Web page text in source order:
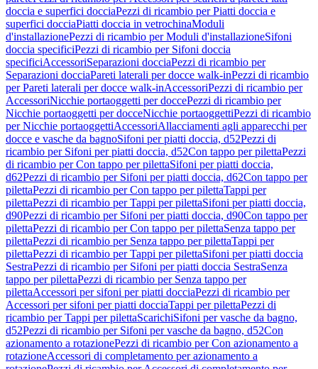
doccia e superfici docciaPezzi di ricambio per Piatti doccia e
superfici docciaPiatti doccia in vetrochinaModuli
d'installazionePezzi di ricambio per Moduli d'installazioneSifoni
doccia specificiPezzi di ricambio per Sifoni doccia
specificiAccessoriSeparazioni docciaPezzi di ricambio per
Separazioni docciaPareti laterali per docce walk-inPezzi di ricambio
per Pareti laterali per docce walk-inAccessoriPezzi di ricambio per
AccessoriNicchie portaoggetti per doccePezzi di ricambio per
Nicchie portaoggetti per docceNicchie portaoggettiPezzi di ricambio
per Nicchie portaoggettiAccessoriAllacciamenti agli apparecchi per
docce e vasche da bagnoSifoni per piatti doccia, d52Pezzi di
ricambio per Sifoni per piatti doccia, d52Con tappo per pilettaPezzi
di ricambio per Con tappo per pilettaSifoni per piatti doccia,
d62Pezzi di ricambio per Sifoni per piatti doccia, d62Con tappo per
pilettaPezzi di ricambio per Con tappo per pilettaTappi per
pilettaPezzi di ricambio per Tappi per pilettaSifoni per piatti doccia,
d90Pezzi di ricambio per Sifoni per piatti doccia, d90Con tappo per
pilettaPezzi di ricambio per Con tappo per pilettaSenza tappo per
pilettaPezzi di ricambio per Senza tappo per pilettaTappi per
pilettaPezzi di ricambio per Tappi per pilettaSifoni per piatti doccia
SestraPezzi di ricambio per Sifoni per piatti doccia SestraSenza
tappo per pilettaPezzi di ricambio per Senza tappo per
pilettaAccessori per sifoni per piatti docciaPezzi di ricambio per
Accessori per sifoni per piatti docciaTappi per pilettaPezzi di
ricambio per Tappi per pilettaScarichiSifoni per vasche da bagno,
d52Pezzi di ricambio per Sifoni per vasche da bagno, d52Con
azionamento a rotazionePezzi di ricambio per Con azionamento a
rotazioneAccessori di completamento per azionamento a